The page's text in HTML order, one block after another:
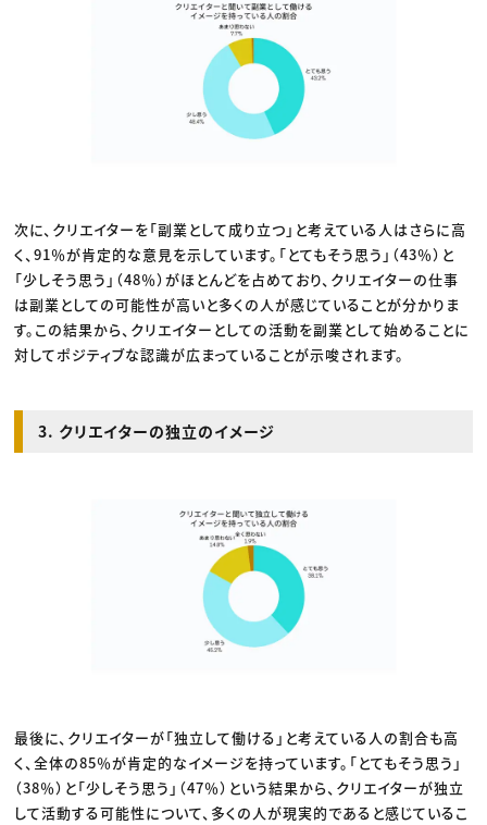
次に、クリエイターを「副業として成り立つ」と考えている人はさらに高
く、91％が肯定的な意見を示しています。「とてもそう思う」（43％）と
「少しそう思う」（48％）がほとんどを占めており、クリエイターの仕事
は副業としての可能性が高いと多くの人が感じていることが分かりま
す。この結果から、クリエイターとしての活動を副業として始めることに
対してポジティブな認識が広まっていることが示唆されます。
3. クリエイターの独立のイメージ
最後に、クリエイターが「独立して働ける」と考えている人の割合も高
く、全体の85％が肯定的なイメージを持っています。「とてもそう思う」
（38％）と「少しそう思う」（47％）という結果から、クリエイターが独立
して活動する可能性について、多くの人が現実的であると感じているこ